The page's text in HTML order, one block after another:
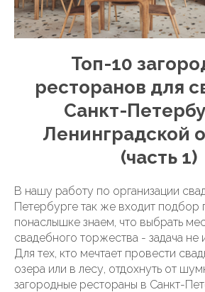
Топ-10
ресторанов для
Санкт-
Ленинградской
(часть 1)
В нашу работу по организации
Петербурге так же входит подбор
понаслышке знаем, что выбрать
свадебного торжества - задача не
Для тех, кто мечтает провести
озера или в лесу, отдохнуть от
загородные рестораны в Санкт-